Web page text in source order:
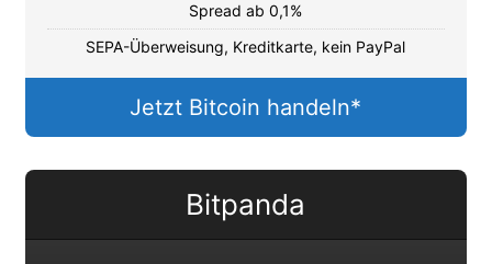
Spread ab 0,1%
SEPA-Überweisung, Kreditkarte, kein PayPal
Jetzt Bitcoin handeln*
Bitpanda